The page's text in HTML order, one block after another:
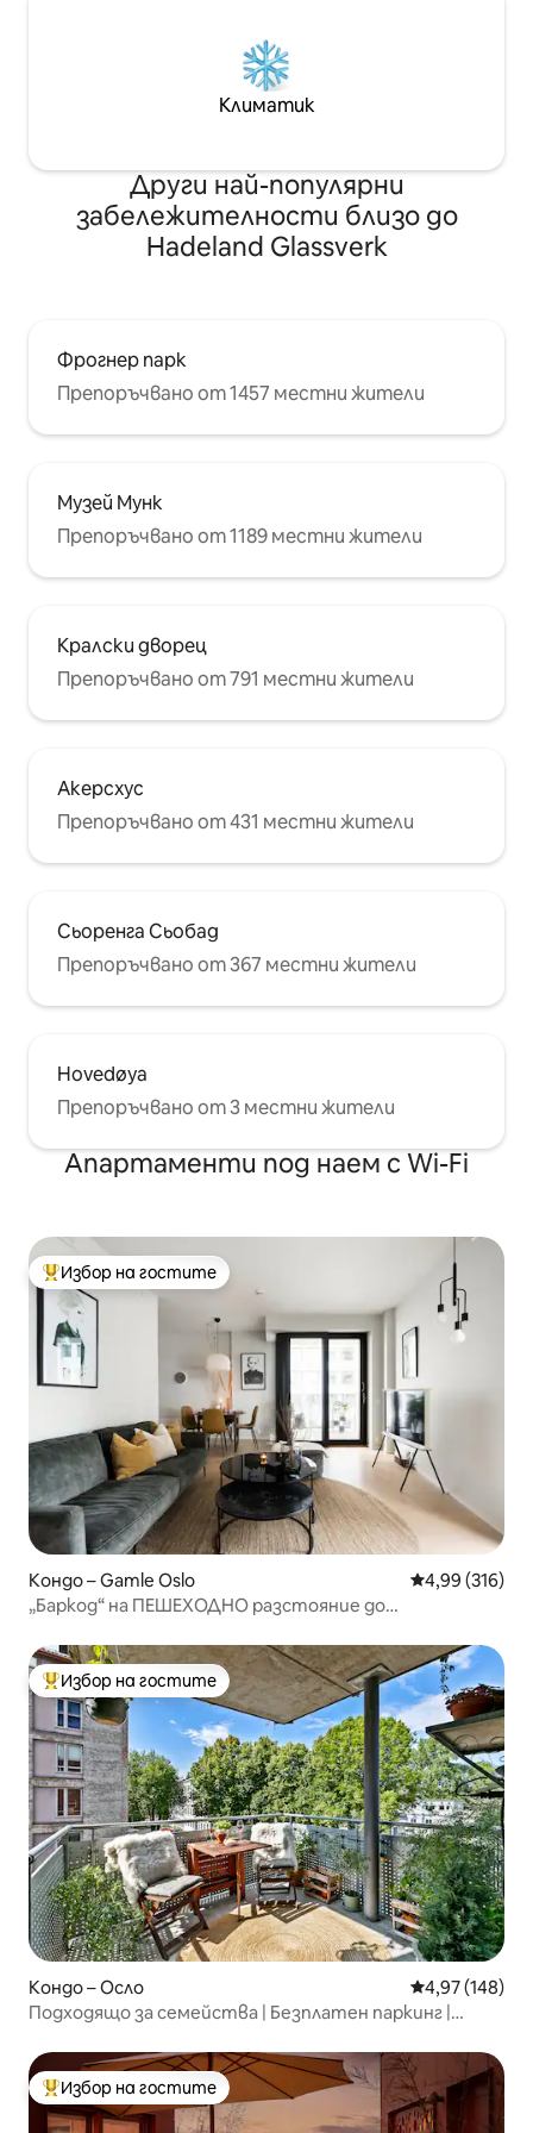
Климатик
Други най-популярни
забележителности близо до
Hadeland Glassverk
Фрогнер парк
Препоръчвано от 1457 местни жители
Музей Мунк
Препоръчвано от 1189 местни жители
Кралски дворец
Препоръчвано от 791 местни жители
Акерсхус
Препоръчвано от 431 местни жители
Сьоренга Сьобад
Препоръчвано от 367 местни жители
Hovedøya
Препоръчвано от 3 местни жители
Апартаменти под наем с Wi-Fi
Най-популярен избор на гостите
Избор на гостите
Кондо – Gamle Oslo Средна
4,99 (316)
„Баркод“ на ПЕШЕХОДНО разстояние до
Най-популярен избор на гостите
Избор на гостите
Кондо – Осло Средна
4,97 (148)
Подходящо за семейства | Безплатен паркинг |
Най-популярен избор на гостите
Избор на гостите